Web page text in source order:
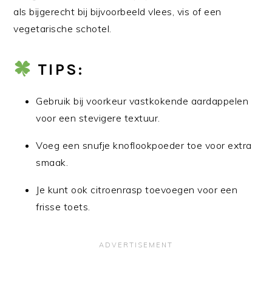
als bijgerecht bij bijvoorbeeld vlees, vis of een
vegetarische schotel.
TIPS:
Gebruik bij voorkeur vastkokende aardappelen
voor een stevigere textuur.
Voeg een snufje knoflookpoeder toe voor extra
smaak.
Je kunt ook citroenrasp toevoegen voor een
frisse toets.